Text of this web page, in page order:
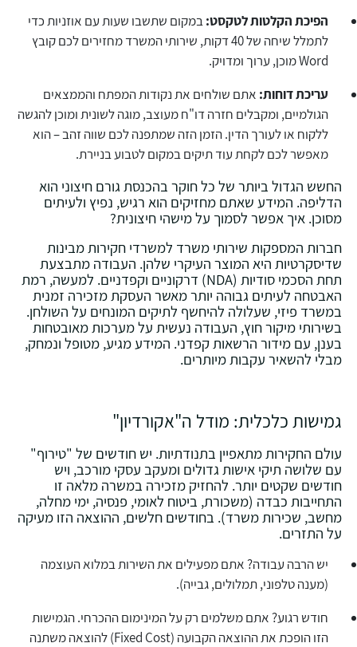
הפיכת הקלטות לטקסט:במקום שתשבו שעות עם אוזניות כדי
לתמלל שיחה של 40 דקות, שירותי המשרד מחזירים לכם קובץ
Word מוכן, ערוך ומדויק.
עריכת דוחות: אתם שולחים את נקודות המפתח והממצאים
הגולמיים, ומקבלים חזרה דו"ח מעוצב, מוגה לשונית ומוכן להגשה
ללקוח או לעורך הדין. הזמן הזה שמתפנה לכם שווה זהב – הוא
מאפשר לכם לקחת עוד תיקים במקום לטבוע בניירת.
החשש הגדול ביותר של כל חוקר בהכנסת גורם חיצוני הוא
הדליפה. המידע שאתם מחזיקים הוא רגיש, נפיץ ולעיתים
מסוכן. איך אפשר לסמוך על מישהי חיצונית?
חברות המספקות שירותי משרד למשרדי חקירות מבינות
שדיסקרטיות היא המוצר העיקרי שלהן. העבודה מתבצעת
תחת הסכמי סודיות (NDA) דרקוניים וקפדניים. למעשה, רמת
האבטחה לעיתים גבוהה יותר מאשר העסקת מזכירה זמנית
במשרד פיזי, שעלולה להיחשף לתיקים המונחים על השולחן.
בשירותי מיקור חוץ, העבודה נעשית על מערכות מאובטחות
בענן, עם מידור הרשאות קפדני. המידע מגיע, מטופל ונמחק,
מבלי להשאיר עקבות מיותרים.
גמישות כלכלית: מודל ה"אקורדיון"
עולם החקירות מתאפיין בתנודתיות. יש חודשים של "טירוף"
עם שלושה תיקי אישות גדולים ומעקב עסקי מורכב, ויש
חודשים שקטים יותר. להחזיק מזכירה במשרה מלאה זו
התחייבות כבדה (משכורת, ביטוח לאומי, פנסיה, ימי מחלה,
מחשב, שכירות משרד). בחודשים חלשים, ההוצאה הזו מעיקה
על התזרים.
יש הרבה עבודה? אתם מפעילים את השירות במלוא העוצמה
(מענה טלפוני, תמלולים, גבייה).
חודש רגוע? אתם משלמים רק על המינימום ההכרחי. הגמישות
הזו הופכת את ההוצאה הקבועה (Fixed Cost) להוצאה משתנה